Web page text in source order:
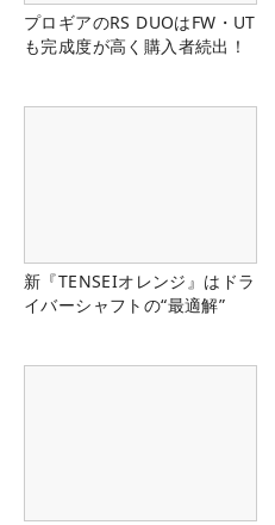
プロギアのRS DUOはFW・UT
も完成度が高く購入者続出！
新『TENSEIオレンジ』はドラ
イバーシャフトの“最適解”